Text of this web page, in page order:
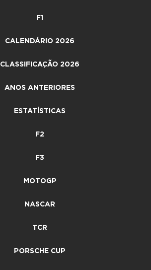
F1
CALENDÁRIO 2026
CLASSIFICAÇÃO 2026
ANOS ANTERIORES
ESTATÍSTICAS
F2
F3
MOTOGP
NASCAR
TCR
PORSCHE CUP